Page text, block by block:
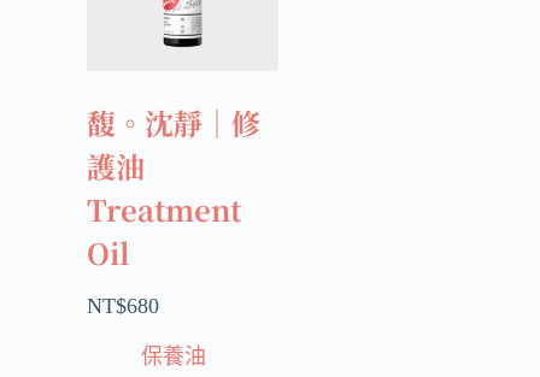
馥。沈靜｜修
護油
Treatment
Oil
NT$680
保養油